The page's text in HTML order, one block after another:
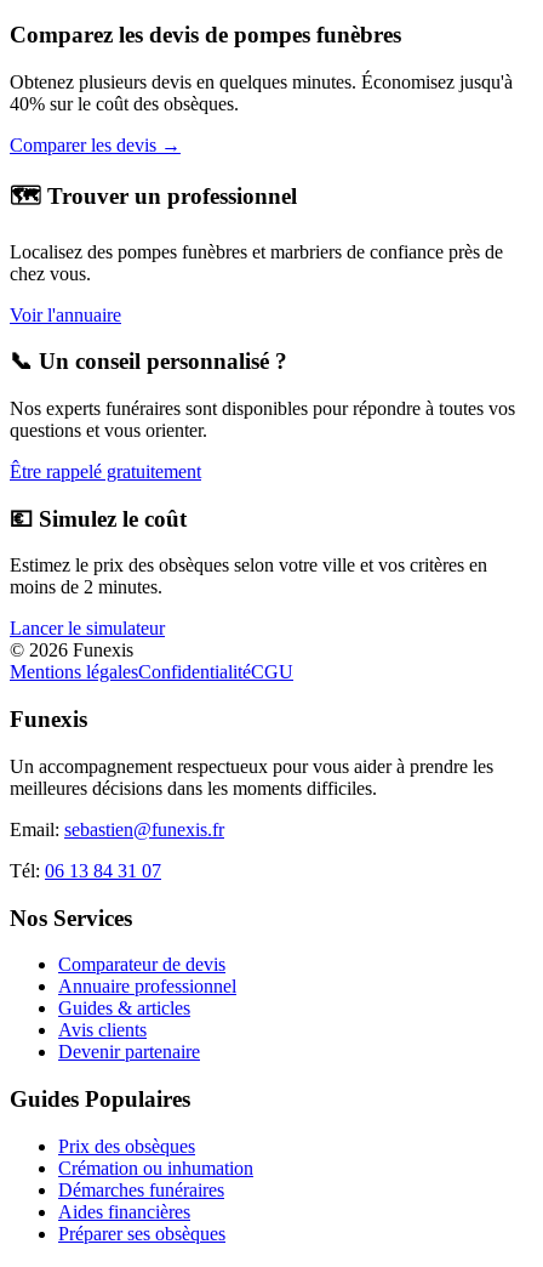
Comparez les devis de pompes funèbres
Obtenez plusieurs devis en quelques minutes. Économisez jusqu'à
40% sur le coût des obsèques.
Comparer les devis →
🗺️ Trouver un professionnel
Localisez des pompes funèbres et marbriers de confiance près de
chez vous.
Voir l'annuaire
📞 Un conseil personnalisé ?
Nos experts funéraires sont disponibles pour répondre à toutes vos
questions et vous orienter.
Être rappelé gratuitement
💶 Simulez le coût
Estimez le prix des obsèques selon votre ville et vos critères en
moins de 2 minutes.
Lancer le simulateur
© 2026 Funexis
Mentions légalesConfidentialitéCGU
Funexis
Un accompagnement respectueux pour vous aider à prendre les
meilleures décisions dans les moments difficiles.
Email: sebastien@funexis.fr
Tél: 06 13 84 31 07
Nos Services
Comparateur de devis
Annuaire professionnel
Guides & articles
Avis clients
Devenir partenaire
Guides Populaires
Prix des obsèques
Crémation ou inhumation
Démarches funéraires
Aides financières
Préparer ses obsèques